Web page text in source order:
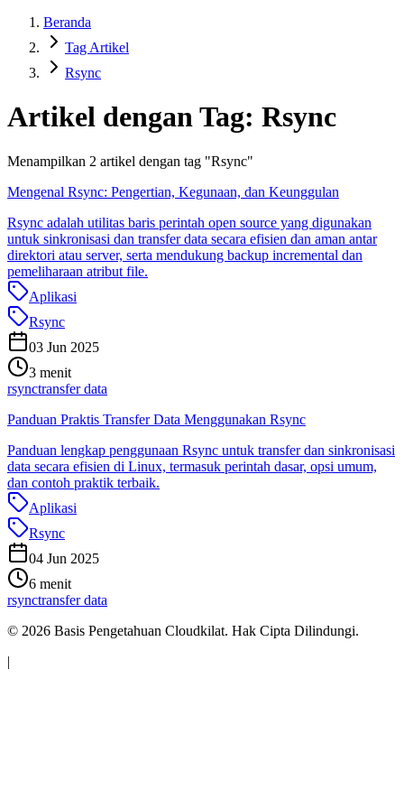
Beranda
Tag Artikel
Rsync
Artikel dengan Tag: Rsync
Menampilkan 2 artikel dengan tag "Rsync"
Mengenal Rsync: Pengertian, Kegunaan, dan Keunggulan
Rsync adalah utilitas baris perintah open source yang digunakan
untuk sinkronisasi dan transfer data secara efisien dan aman antar
direktori atau server, serta mendukung backup incremental dan
pemeliharaan atribut file.
Aplikasi
Rsync
03 Jun 2025
3 menit
rsynctransfer data
Panduan Praktis Transfer Data Menggunakan Rsync
Panduan lengkap penggunaan Rsync untuk transfer dan sinkronisasi
data secara efisien di Linux, termasuk perintah dasar, opsi umum,
dan contoh praktik terbaik.
Aplikasi
Rsync
04 Jun 2025
6 menit
rsynctransfer data
© 2026 Basis Pengetahuan Cloudkilat. Hak Cipta Dilindungi.
|